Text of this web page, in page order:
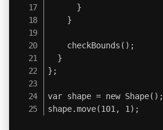
      }
    }
    checkBounds();
  }
};
var shape = new Shape();
shape.move(101, 1);